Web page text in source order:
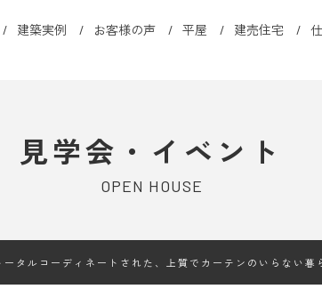
建築実例 お客様の声 平屋 建売住宅
見学会・イベント
OPEN HOUSE
タルコーディネートされた、上質でカーテンのいらない暮